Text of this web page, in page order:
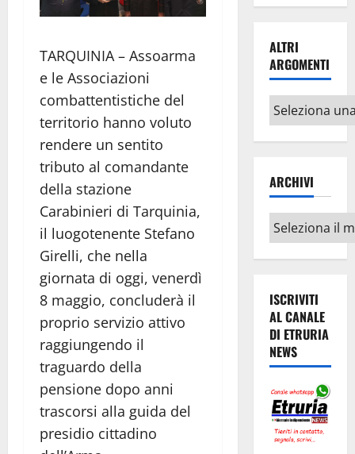
TARQUINIA – Assoarma
e le Associazioni
combattentistiche del
territorio hanno voluto
rendere un sentito
tributo al comandante
della stazione
Carabinieri di Tarquinia,
il luogotenente Stefano
Girelli, che nella
giornata di oggi, venerdì
8 maggio, concluderà il
proprio servizio attivo
raggiungendo il
traguardo della
pensione dopo anni
trascorsi alla guida del
presidio cittadino
ALTRI
ARGOMENTI
Altri
argomenti
ARCHIVI
Archivi
ISCRIVITI
AL CANALE
DI ETRURIA
NEWS